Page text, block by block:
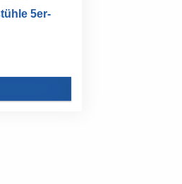
5er-